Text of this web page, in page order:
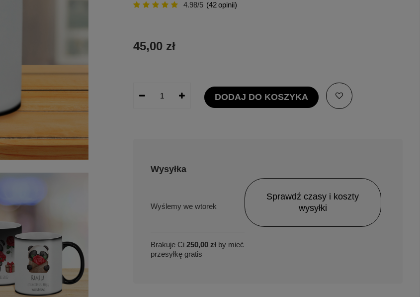
4.98/5 (42opinii)
45,00 zł
DODAJ DO KOSZYKA
Wysyłka
we wtorek
Brakuje Ci 250,00 zł by mieć
przesyłkę gratis
Sprawdź czasy i koszty
wysyłki